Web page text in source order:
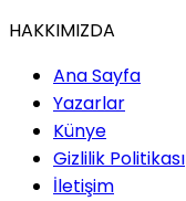
HAKKIMIZDA
Ana Sayfa
Yazarlar
Künye
Gizlilik Politikası
İletişim